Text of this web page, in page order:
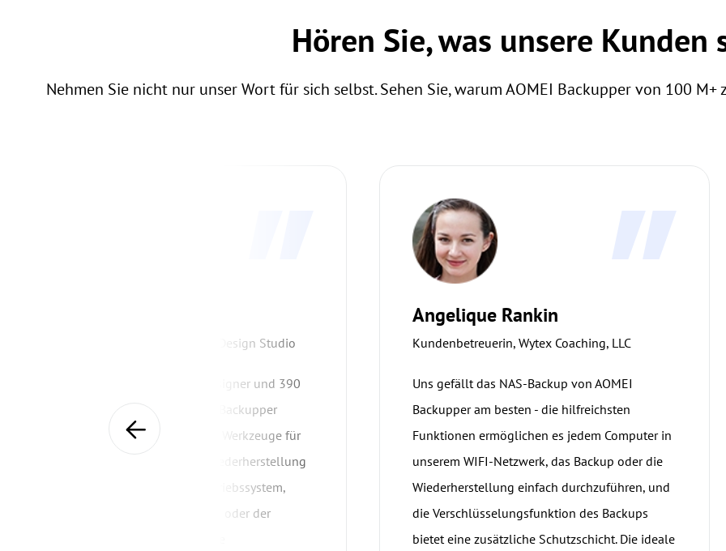
Hören Sie, was unsere Kunden
Nehmen Sie nicht nur unser Wort für sich selbst. Sehen Sie, warum AOMEI Backupper von 100
Mitbegründer, Smyth & Olson Design Studio
Wir haben 57 Computer, 30 Designer und 390
TB an Daten im Studio. AOMEI Backupper
verfügt über alle notwendigen Werkzeuge für
die einfache Sicherung und Wiederherstellung
von Dateien, Ordnern, dem Betriebssystem,
benutzerdefinierten Partitionen oder der
Angelique Rankin
Kundenbetreuerin, Wytex Coaching, LLC
Uns gefällt das NAS-Backup von AOMEI
Backupper am besten - die hilfreichsten
Funktionen ermöglichen es jedem Computer in
unserem WIFI-Netzwerk, das Backup oder die
Wiederherstellung einfach durchzuführen, und
die Verschlüsselungsfunktion des Backups
bietet eine zusätzliche Schutzschicht. Die ideale